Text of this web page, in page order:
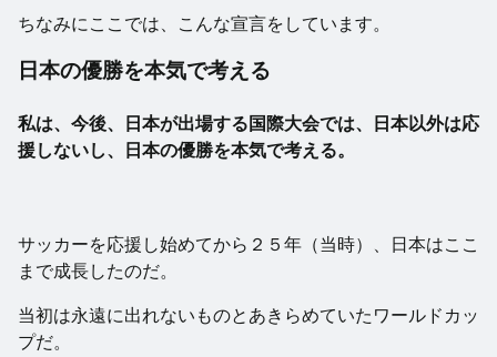
ちなみにここでは、こんな宣言をしています。
日本の優勝を本気で考える
私は、今後、日本が出場する国際大会では、日本以外は応
援しないし、
日本の優勝を本気で考える。
サッカーを応援し始めてから２５年（当時）、日本はここ
まで成長したのだ。
当初は永遠に出れないものとあきらめていたワールドカッ
プだ。